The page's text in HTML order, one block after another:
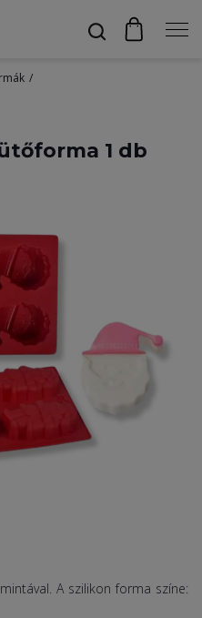
1 db
A szilikon forma színe: